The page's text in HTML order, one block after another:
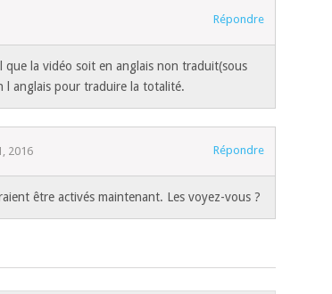
Répondre
que la vidéo soit en anglais non traduit(sous
l anglais pour traduire la totalité.
2016 Répondre
être activés maintenant. Les voyez-vous ?